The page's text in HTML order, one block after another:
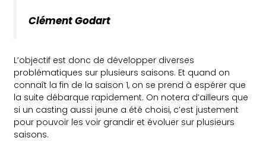
Clément Godart
L’objectif est donc de développer diverses
problématiques sur plusieurs saisons. Et quand on
connaît la fin de la saison 1, on se prend à espérer que
la suite débarque rapidement. On notera d’ailleurs que
si un casting aussi jeune a été choisi, c’est justement
pour pouvoir les voir grandir et évoluer sur plusieurs
saisons.